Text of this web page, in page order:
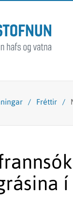
/ Fréttir /